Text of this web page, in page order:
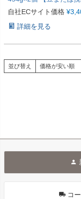
自社ECサイト価格 ¥
詳細を見る
並び替え 価格が安い順
コ